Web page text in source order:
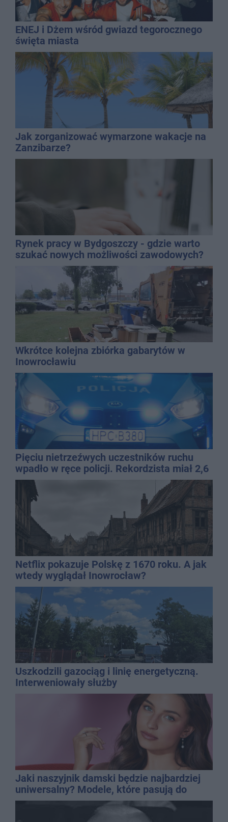
ENEJ i Dżem wśród gwiazd tegorocznego
święta miasta
Jak zorganizować wymarzone wakacje na
Zanzibarze?
Rynek pracy w Bydgoszczy - gdzie warto
szukać nowych możliwości zawodowych?
Wkrótce kolejna zbiórka gabarytów w
Inowrocławiu
Pięciu nietrzeźwych uczestników ruchu
wpadło w ręce policji. Rekordzista miał 2,6
promila
Netflix pokazuje Polskę z 1670 roku. A jak
wtedy wyglądał Inowrocław?
Uszkodzili gazociąg i linię energetyczną.
Interweniowały służby
Jaki naszyjnik damski będzie najbardziej
uniwersalny? Modele, które pasują do
wielu stylizacji